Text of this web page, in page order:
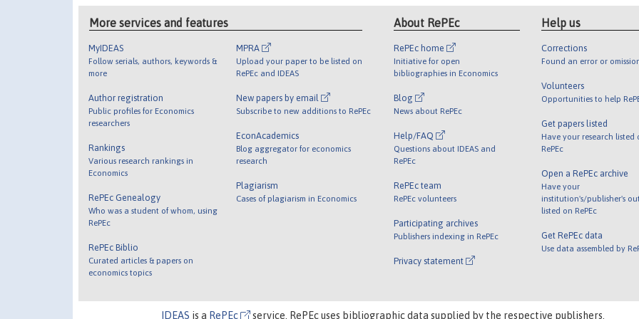
More services and features
MyIDEAS
Follow serials, authors, keywords &
more
Author registration
Public profiles for Economics
researchers
Rankings
Various research rankings in
Economics
RePEc Genealogy
Who was a student of whom, using
RePEc
RePEc Biblio
Curated articles & papers on
economics topics
MPRA
Upload your paper to be listed on
RePEc and IDEAS
New papers by email
Subscribe to new additions to RePEc
EconAcademics
Blog aggregator for economics
research
Plagiarism
Cases of plagiarism in Economics
About RePEc
RePEc home
Initiative for open
bibliographies in Economics
Blog
News about RePEc
Help/FAQ
Questions about IDEAS and
RePEc
RePEc team
RePEc volunteers
Participating archives
Publishers indexing in RePEc
Privacy statement
Help us
Corrections
Found an error or
Volunteers
Opportunities to help
Get papers listed
Have your research listed
RePEc
Open a RePEc archive
Have your
institution's/publisher's
listed on RePEc
Get RePEc data
Use data assembled by
IDEAS is a RePEc service. RePEc uses bibliographic data supplied by the respective publishers.